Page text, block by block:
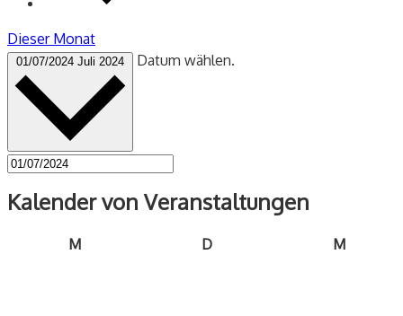
Dieser Monat
01/07/2024 Juli 2024 Datum wählen.
Kalender von Veranstaltungen
MMontag DDienstag M